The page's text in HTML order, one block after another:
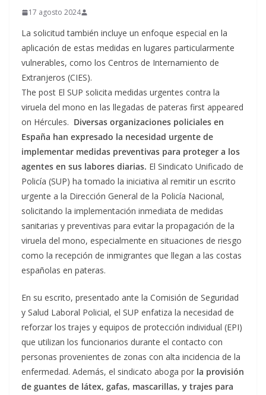
17 agosto 2024
La solicitud también incluye un enfoque especial en la
aplicación de estas medidas en lugares particularmente
vulnerables, como los Centros de Internamiento de
Extranjeros (CIES).
The post El SUP solicita medidas urgentes contra la
viruela del mono en las llegadas de pateras first appeared
on Hércules. Diversas organizaciones policiales en
España han expresado la necesidad urgente de
implementar medidas preventivas para proteger a los
agentes en sus labores diarias. El Sindicato Unificado de
Policía (SUP) ha tomado la iniciativa al remitir un escrito
urgente a la Dirección General de la Policía Nacional,
solicitando la implementación inmediata de medidas
sanitarias y preventivas para evitar la propagación de la
viruela del mono, especialmente en situaciones de riesgo
como la recepción de inmigrantes que llegan a las costas
españolas en pateras.
En su escrito, presentado ante la Comisión de Seguridad
y Salud Laboral Policial, el SUP enfatiza la necesidad de
reforzar los trajes y equipos de protección individual (EPI)
que utilizan los funcionarios durante el contacto con
personas provenientes de zonas con alta incidencia de la
enfermedad. Además, el sindicato aboga por la provisión
de guantes de látex, gafas, mascarillas, y trajes para